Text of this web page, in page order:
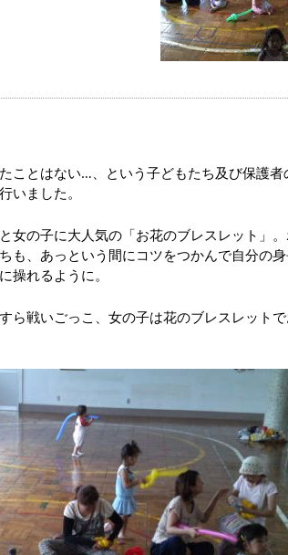
ことはない…、という子どもたち及び保護者
いました。
女の子に大人気の「お花のブレスレット」
も、あっという間にコツをつかんで自分の身
操れるように。
ら戦いごっこ、女の子は花のブレスレットで